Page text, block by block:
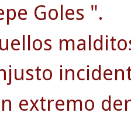
Goles ".
extremo